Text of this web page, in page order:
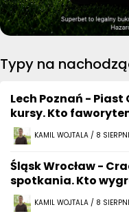
Typy na
Lech Poznań -
kursy. Kto
KAMIL WOJTALA / 8
Śląsk Wrocław -
spotkania. Kto
KAMIL WOJTALA / 8